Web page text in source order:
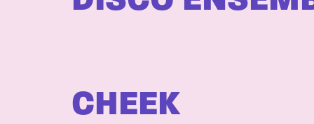
CHEEK